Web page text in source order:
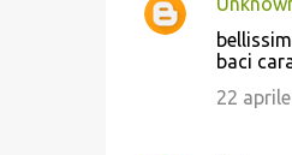
baci
22